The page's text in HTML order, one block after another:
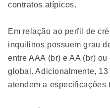
contratos atípicos.
Em relação ao perfil de
inquilinos possuem grau
entre AAA (br) e AA (br)
global. Adicionalmente,
atendem a especificações